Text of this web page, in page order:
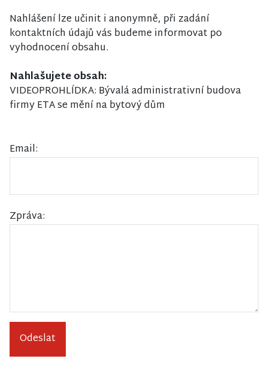
Nahlášení lze učinit i anonymně, při zadání
kontaktních údajů vás budeme informovat po
vyhodnocení obsahu.
Nahlašujete obsah:
VIDEOPROHLÍDKA: Bývalá administrativní budova
firmy ETA se mění na bytový dům
Email:
Zpráva:
Odeslat